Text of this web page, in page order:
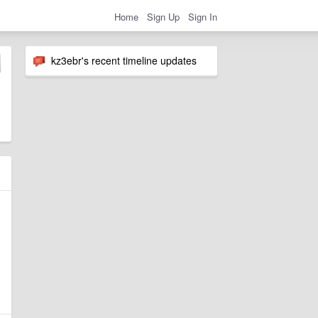
Home Sign Up Sign In
kz3ebr's recent timeline updates